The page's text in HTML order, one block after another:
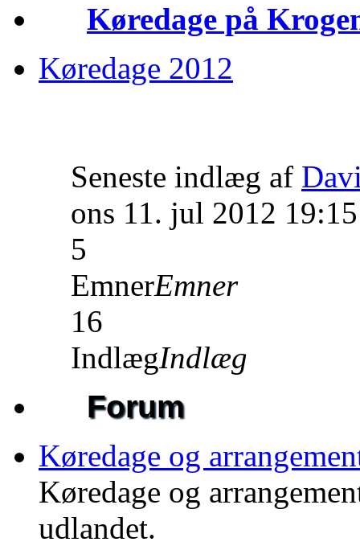
Køredage på
Køredage 2012
Seneste indlæg af
ons 11. jul 2012 19:15
5
EmnerEmner
16
IndlægIndlæg
Forum
Køredage og
Køredage og
udlandet.